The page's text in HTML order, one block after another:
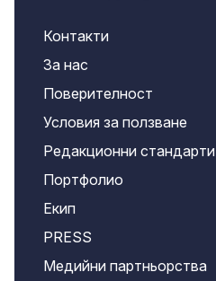
Контакти
За нас
Поверителност
Условия за ползване
Редакционни стандарти
Портфолио
Екип
PRESS
Медийни партньорства